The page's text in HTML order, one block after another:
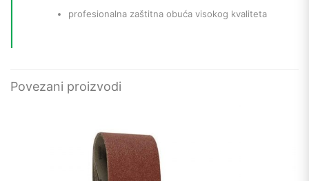
profesionalna zaštitna obuća visokog kvaliteta
Povezani proizvodi